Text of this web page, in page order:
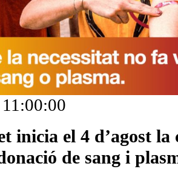
inicia el 4 d’agost la
de sang i